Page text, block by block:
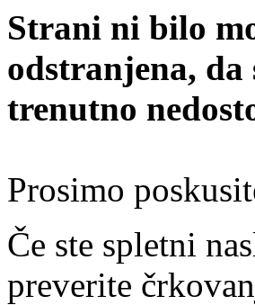
Strani ni bilo
odstranjena, da
trenutno
Prosimo
Če ste spletni
preverite